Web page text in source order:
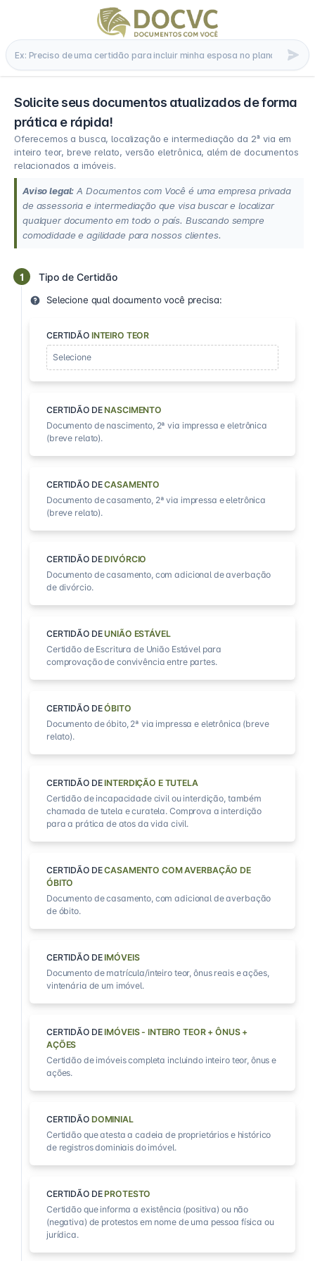
Solicite seus documentos atualizados de forma
prática e rápida!
Oferecemos a busca, localização e intermediação da 2ª via em
inteiro teor, breve relato, versão eletrônica, além de documentos
relacionados a imóveis.
Aviso legal: A Documentos com Você é uma empresa privada
de assessoria e intermediação que visa buscar e localizar
qualquer documento em todo o país. Buscando sempre
comodidade e agilidade para nossos clientes.
1 Tipo de Certidão
Selecione qual documento você precisa:
CERTIDÃO INTEIRO TEOR
Selecione
CERTIDÃO DENASCIMENTO
Documento de nascimento, 2ª via impressa e eletrônica
(breve relato).
CERTIDÃO DECASAMENTO
Documento de casamento, 2ª via impressa e eletrônica
(breve relato).
CERTIDÃO DEDIVÓRCIO
Documento de casamento, com adicional de averbação
de divórcio.
CERTIDÃO DEUNIÃO ESTÁVEL
Certidão de Escritura de União Estável para
comprovação de convivência entre partes.
CERTIDÃO DEÓBITO
Documento de óbito, 2ª via impressa e eletrônica (breve
relato).
CERTIDÃO DEINTERDIÇÃO E TUTELA
Certidão de incapacidade civil ou interdição, também
chamada de tutela e curatela. Comprova a interdição
para a prática de atos da vida civil.
CERTIDÃO DECASAMENTO COM AVERBAÇÃO DE
ÓBITO
Documento de casamento, com adicional de averbação
de óbito.
CERTIDÃO DEIMÓVEIS
Documento de matrícula/inteiro teor, ônus reais e ações,
vintenária de um imóvel.
CERTIDÃO DEIMÓVEIS - INTEIRO TEOR + ÔNUS +
AÇÕES
Certidão de imóveis completa incluindo inteiro teor, ônus e
ações.
CERTIDÃO DOMINIAL
Certidão que atesta a cadeia de proprietários e histórico
de registros dominiais do imóvel.
CERTIDÃO DEPROTESTO
Certidão que informa a existência (positiva) ou não
(negativa) de protestos em nome de uma pessoa física ou
jurídica.